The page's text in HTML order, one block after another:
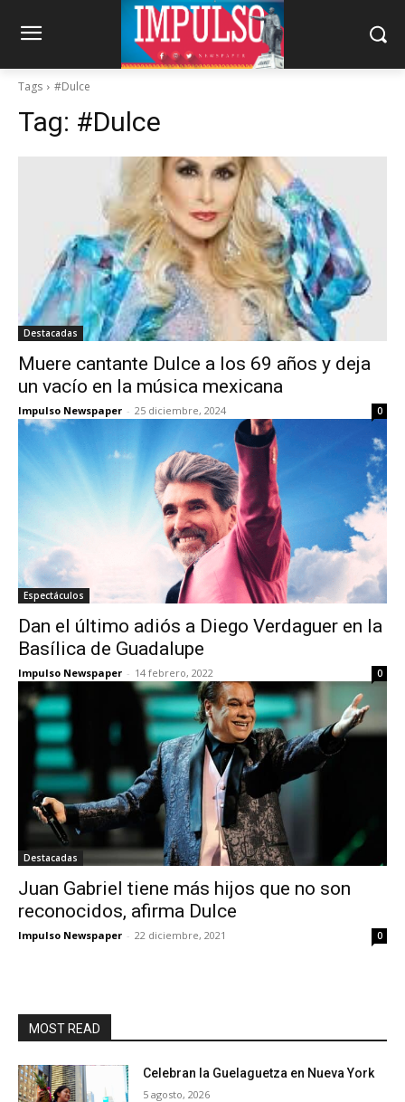
Tags #Dulce
Tag: #Dulce
Destacadas
Muere cantante Dulce a los 69 años y deja
un vacío en la música mexicana
Impulso Newspaper - 25 diciembre, 2024 0
Espectáculos
Dan el último adiós a Diego Verdaguer en la
Basílica de Guadalupe
Impulso Newspaper - 14 febrero, 2022 0
Destacadas
Juan Gabriel tiene más hijos que no son
reconocidos, afirma Dulce
Impulso Newspaper - 22 diciembre, 2021 0
MOST READ
Celebran la Guelaguetza en Nueva York
5 agosto, 2026